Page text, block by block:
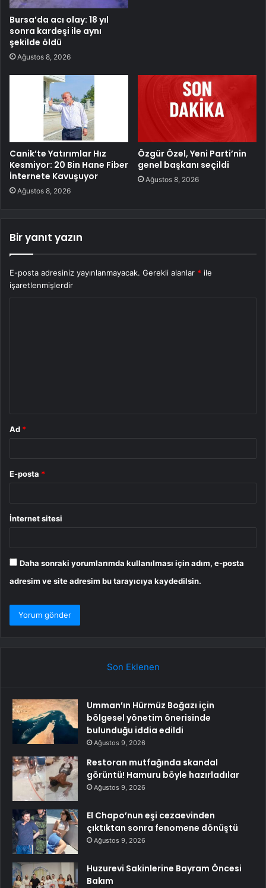
Bursa’da acı olay: 18 yıl
sonra kardeşi ile aynı
şekilde öldü
Ağustos 8, 2026
Canik’te Yatırımlar Hız
Kesmiyor: 20 Bin Hane Fiber
İnternete Kavuşuyor
Ağustos 8, 2026
Özgür Özel, Yeni Parti’nin
genel başkanı seçildi
Ağustos 8, 2026
Bir yanıt yazın
E-posta adresiniz yayınlanmayacak. Gerekli alanlar * ile
işaretlenmişlerdir
Ad *
E-posta *
İnternet sitesi
Daha sonraki yorumlarımda kullanılması için adım, e-posta
adresim ve site adresim bu tarayıcıya kaydedilsin.
Son Eklenen
Umman’ın Hürmüz Boğazı için
bölgesel yönetim önerisinde
bulunduğu iddia edildi
Ağustos 9, 2026
Restoran mutfağında skandal
görüntü! Hamuru böyle hazırladılar
Ağustos 9, 2026
El Chapo’nun eşi cezaevinden
çıktıktan sonra fenomene dönüştü
Ağustos 9, 2026
Huzurevi Sakinlerine Bayram Öncesi
Bakım